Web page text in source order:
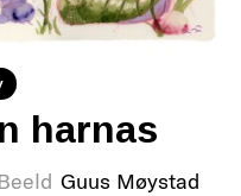
harnas
Beeld Guus Møystad